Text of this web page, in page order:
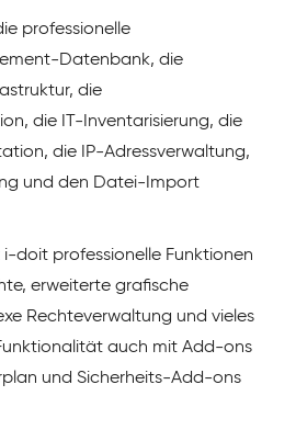
professionelle
Datenbank, die
die
die IT-Inventarisierung, die
die IP-Adressverwaltung,
und den Datei-Import
doit professionelle Funktionen
erweiterte grafische
Rechteverwaltung und vieles
auch mit Add-ons
und Sicherheits-Add-ons